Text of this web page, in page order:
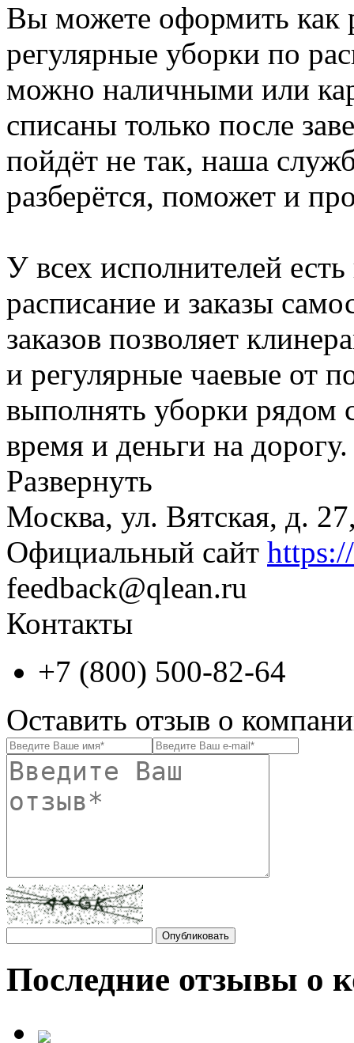
Вы можете оформить как
регулярные уборки по
можно наличными или
списаны только после
пойдёт не так, наша
разберётся, поможет и
У всех исполнителей
расписание и заказы
заказов позволяет
и регулярные чаевые от
выполнять уборки рядом
время и деньги на дорогу.
Развернуть
Москва, ул. Вятская, д.
Официальный сайт
feedback@qlean.ru
Контакты
+7 (800) 500-82-64
Оставить отзыв о
Последние отзывы о